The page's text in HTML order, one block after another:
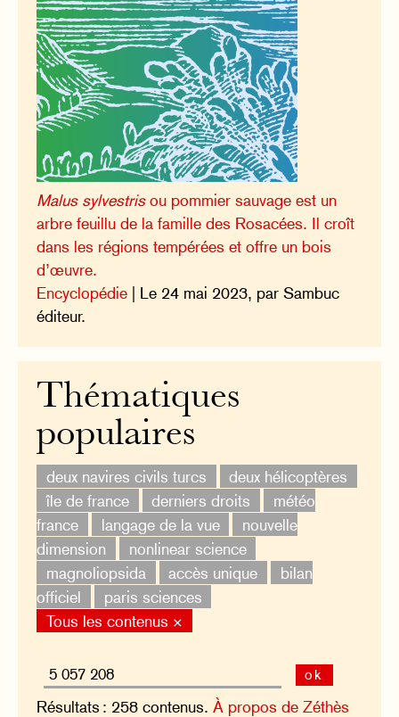
Malus sylvestrisou pommier sauvage est un
arbre feuillu de la famille des Rosacées. Il croît
dans les régions tempérées et offre un bois
d’œuvre.
Encyclopédie | Le 24 mai 2023, par Sambuc
éditeur.
Thématiques
populaires
deux navires civils turcs
deux hélicoptères
île de france
derniers droits
météo
france
langage de la vue
nouvelle
dimension
nonlinear science
magnoliopsida
accès unique
bilan
officiel
paris sciences
Tous les contenus ×
ok
Résultats : 258 contenus.À propos de Zéthès